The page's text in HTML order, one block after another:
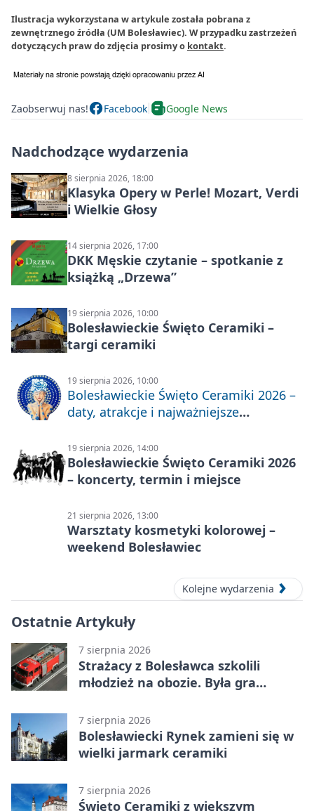
Ilustracja wykorzystana w artykule została pobrana z
zewnętrznego źródła (UM Bolesławiec). W przypadku zastrzeżeń
dotyczących praw do zdjęcia prosimy o kontakt.
Zaobserwuj nas! Facebook Google News
Nadchodzące wydarzenia
8 sierpnia 2026, 18:00
Klasyka Opery w Perle! Mozart, Verdi
i Wielkie Głosy
14 sierpnia 2026, 17:00
DKK Męskie czytanie – spotkanie z
książką „Drzewa”
19 sierpnia 2026, 10:00
Bolesławieckie Święto Ceramiki –
targi ceramiki
19 sierpnia 2026, 10:00
Bolesławieckie Święto Ceramiki 2026 –
daty, atrakcje i najważniejsze
19 sierpnia 2026, 14:00
Bolesławieckie Święto Ceramiki 2026
– koncerty, termin i miejsce
21 sierpnia 2026, 13:00
Warsztaty kosmetyki kolorowej –
weekend Bolesławiec
Kolejne wydarzenia
Ostatnie Artykuły
7 sierpnia 2026
Strażacy z Bolesławca szkolili
młodzież na obozie. Była gra
7 sierpnia 2026
Bolesławiecki Rynek zamieni się w
wielki jarmark ceramiki
7 sierpnia 2026
Święto Ceramiki z większym